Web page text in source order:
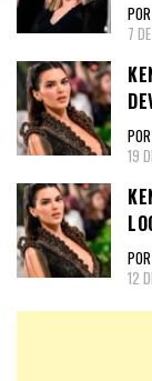
7
19
12